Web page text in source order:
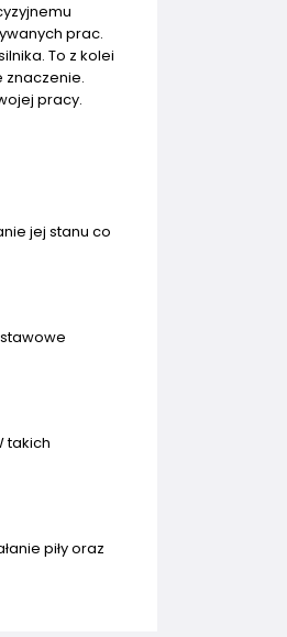
prac.
To z kolei
znaczenie.
pracy.
jej stanu co
takich
piły oraz